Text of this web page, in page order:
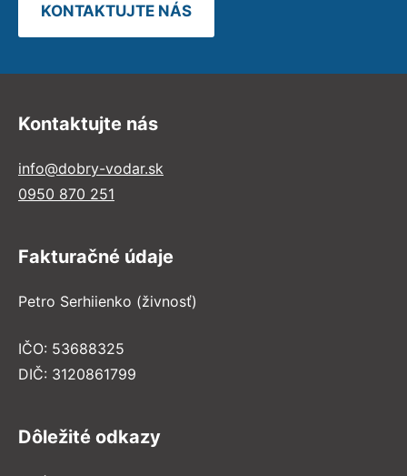
KONTAKTUJTE NÁS
Kontaktujte nás
info@dobry-vodar.sk
0950 870 251
Fakturačné údaje
Petro Serhiienko (živnosť)
IČO: 53688325
DIČ: 3120861799
Dôležité odkazy